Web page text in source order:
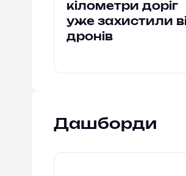
кілометри доріг
уже захистили
дронів
Дашборди